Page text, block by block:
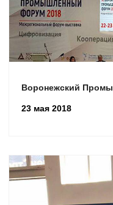
Воронежский
23 мая 2018